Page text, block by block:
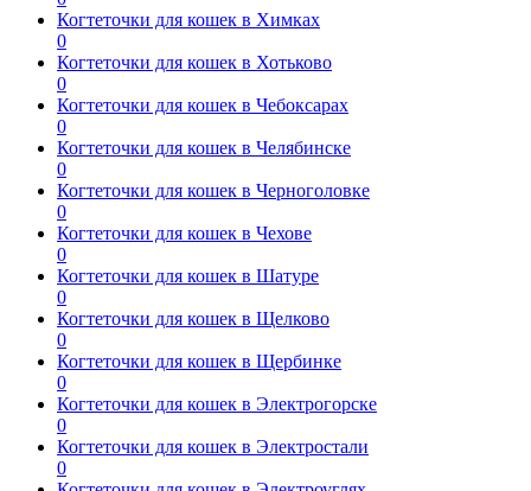
Когтеточки для кошек в Химках
0
Когтеточки для кошек в Хотьково
0
Когтеточки для кошек в Чебоксарах
0
Когтеточки для кошек в Челябинске
0
Когтеточки для кошек в Черноголовке
0
Когтеточки для кошек в Чехове
0
Когтеточки для кошек в Шатуре
0
Когтеточки для кошек в Щелково
0
Когтеточки для кошек в Щербинке
0
Когтеточки для кошек в Электрогорске
0
Когтеточки для кошек в Электростали
0